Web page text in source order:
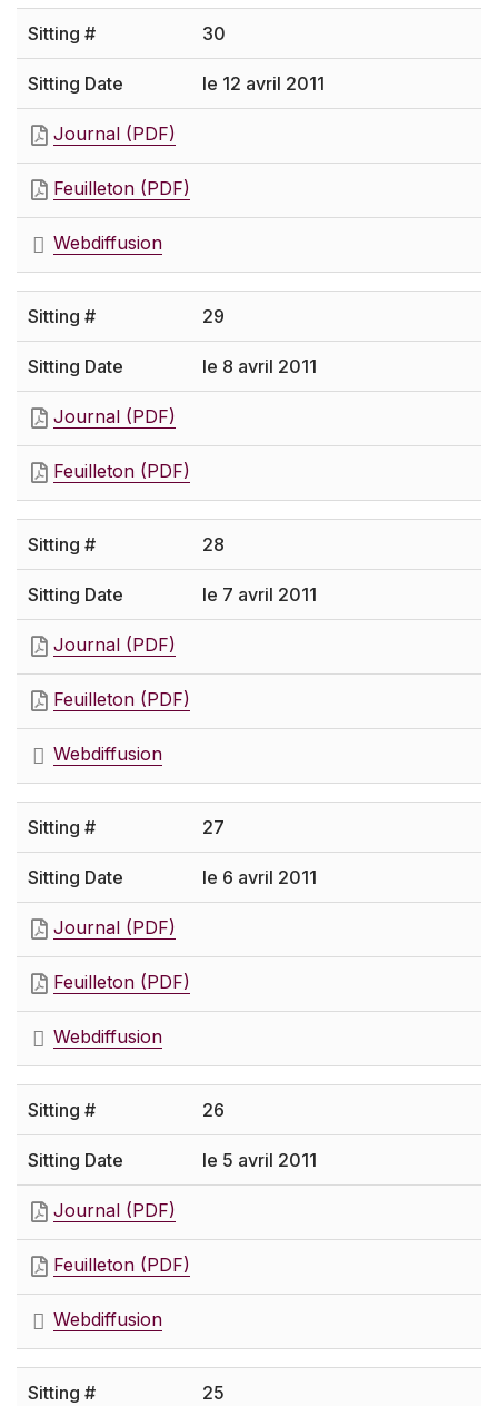
30
le 12 avril 2011
Journal (PDF)
Feuilleton (PDF)
Webdiffusion
29
le 8 avril 2011
Journal (PDF)
Feuilleton (PDF)
28
le 7 avril 2011
Journal (PDF)
Feuilleton (PDF)
Webdiffusion
27
le 6 avril 2011
Journal (PDF)
Feuilleton (PDF)
Webdiffusion
26
le 5 avril 2011
Journal (PDF)
Feuilleton (PDF)
Webdiffusion
25